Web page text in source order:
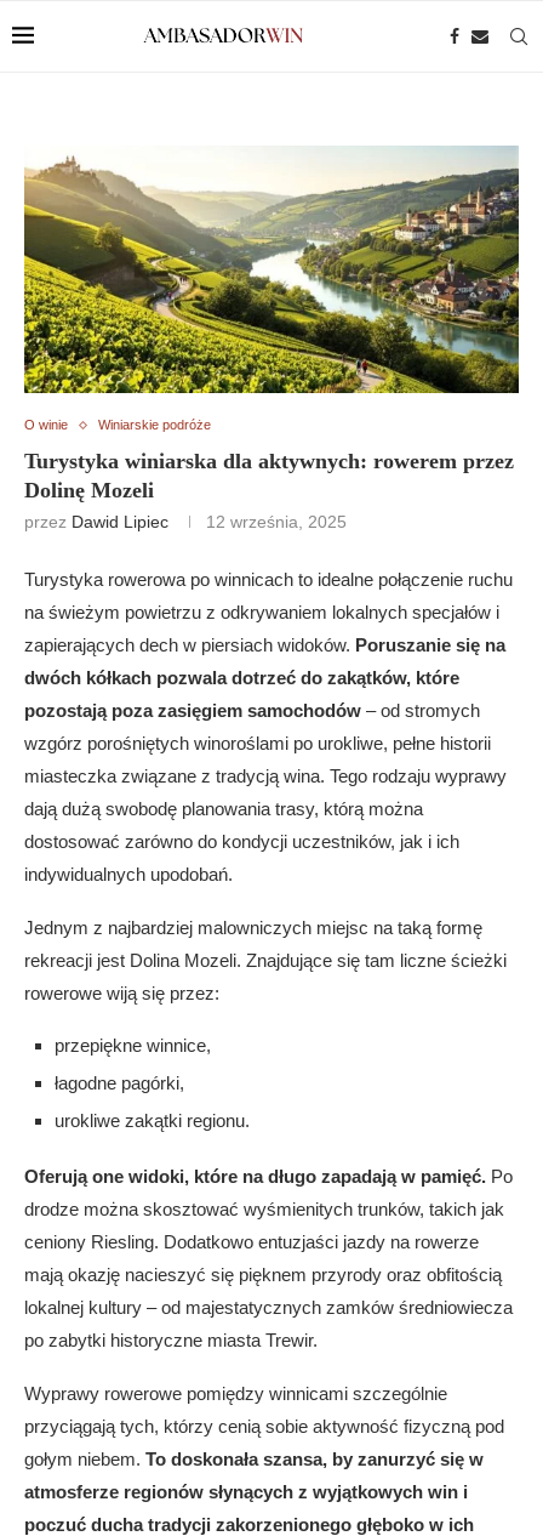
O winie Winiarskie podróże
Turystyka winiarska dla aktywnych: rowerem przez
Dolinę Mozeli
przez Dawid Lipiec 12 września, 2025
Turystyka rowerowa po winnicach to idealne połączenie ruchu
na świeżym powietrzu z odkrywaniem lokalnych specjałów i
zapierających dech w piersiach widoków. Poruszanie się na
dwóch kółkach pozwala dotrzeć do zakątków, które
pozostają poza zasięgiem samochodów – od stromych
wzgórz porośniętych winoroślami po urokliwe, pełne historii
miasteczka związane z tradycją wina. Tego rodzaju wyprawy
dają dużą swobodę planowania trasy, którą można
dostosować zarówno do kondycji uczestników, jak i ich
indywidualnych upodobań.
Jednym z najbardziej malowniczych miejsc na taką formę
rekreacji jest Dolina Mozeli. Znajdujące się tam liczne ścieżki
rowerowe wiją się przez:
przepiękne winnice,
łagodne pagórki,
urokliwe zakątki regionu.
Oferują one widoki, które na długo zapadają w pamięć. Po
drodze można skosztować wyśmienitych trunków, takich jak
ceniony Riesling. Dodatkowo entuzjaści jazdy na rowerze
mają okazję nacieszyć się pięknem przyrody oraz obfitością
lokalnej kultury – od majestatycznych zamków średniowiecza
po zabytki historyczne miasta Trewir.
Wyprawy rowerowe pomiędzy winnicami szczególnie
przyciągają tych, którzy cenią sobie aktywność fizyczną pod
gołym niebem. To doskonała szansa, by zanurzyć się w
atmosferze regionów słynących z wyjątkowych win i
poczuć ducha tradycji zakorzenionego głęboko w ich